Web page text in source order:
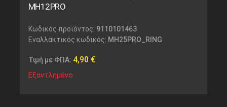
MH12PRO
Κωδικός προϊόντος: 9110101463
Εναλλακτικός κωδικός: MH25PRO_RING
Τιμή με ΦΠΑ: 4,90 €
Εξαντλημένο